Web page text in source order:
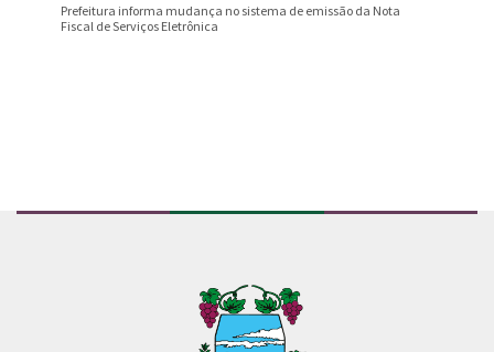
Prefeitura informa mudança no sistema de emissão da Nota
Fiscal de Serviços Eletrônica